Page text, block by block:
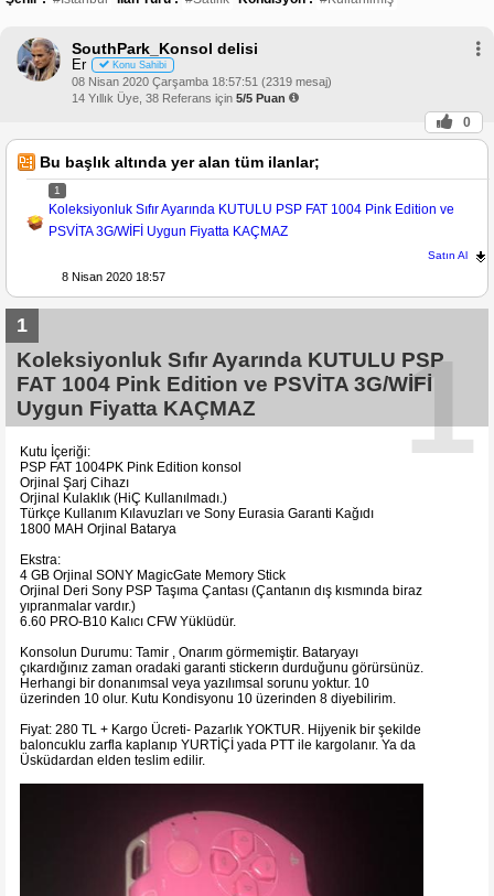
SouthPark_Konsol delisi
Er Konu Sahibi
08 Nisan 2020 Çarşamba 18:57:51 (2319 mesaj)
14 Yıllık Üye, 38 Referans için 5/5 Puan
0
Bu başlık altında yer alan tüm ilanlar;
1
Koleksiyonluk Sıfır Ayarında KUTULU PSP FAT 1004 Pink Edition ve
PSVİTA 3G/WİFİ Uygun Fiyatta KAÇMAZ
Satın Al
8 Nisan 2020 18:57
1
1
Koleksiyonluk Sıfır Ayarında KUTULU PSP
FAT 1004 Pink Edition ve PSVİTA 3G/WİFİ
Uygun Fiyatta KAÇMAZ
Kutu İçeriği:
PSP FAT 1004PK Pink Edition konsol
Orjinal Şarj Cihazı
Orjinal Kulaklık (HiÇ Kullanılmadı.)
Türkçe Kullanım Kılavuzları ve Sony Eurasia Garanti Kağıdı
1800 MAH Orjinal Batarya
Ekstra:
4 GB Orjinal SONY MagicGate Memory Stick
Orjinal Deri Sony PSP Taşıma Çantası (Çantanın dış kısmında biraz
yıpranmalar vardır.)
6.60 PRO-B10 Kalıcı CFW Yüklüdür.
Konsolun Durumu: Tamir , Onarım görmemiştir. Bataryayı
çıkardığınız zaman oradaki garanti stickerın durduğunu görürsünüz.
Herhangi bir donanımsal veya yazılımsal sorunu yoktur. 10
üzerinden 10 olur. Kutu Kondisyonu 10 üzerinden 8 diyebilirim.
Fiyat: 280 TL + Kargo Ücreti- Pazarlık YOKTUR. Hijyenik bir şekilde
baloncuklu zarfla kaplanıp YURTİÇİ yada PTT ile kargolanır. Ya da
Üsküdardan elden teslim edilir.